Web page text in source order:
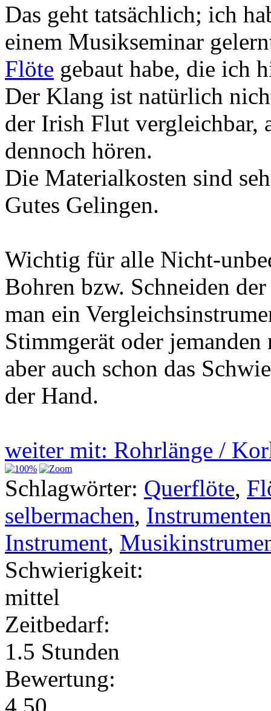
Das geht tatsächlich; ich
einem Musikseminar
Flöte gebaut habe, die ich
Der Klang ist natürlich
der Irish Flut vergleichbar,
dennoch hören.
Die Materialkosten sind
Gutes Gelingen.
Wichtig für alle Nicht-
Bohren bzw. Schneiden
man ein
Stimmgerät oder
aber auch schon das
der Hand.
weiter mit: Rohrlänge /
Schlagwörter: Querflöte,
selbermachen,
Instrument,
Schwierigkeit:
mittel
Zeitbedarf:
1.5 Stunden
Bewertung:
4.50